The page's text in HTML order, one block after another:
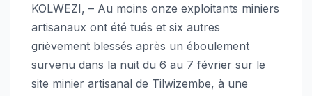
KOLWEZI, – Au moins onze exploitants miniers
artisanaux ont été tués et six autres
grièvement blessés après un éboulement
survenu dans la nuit du 6 au 7 février sur le
site minier artisanal de Tilwizembe, à une